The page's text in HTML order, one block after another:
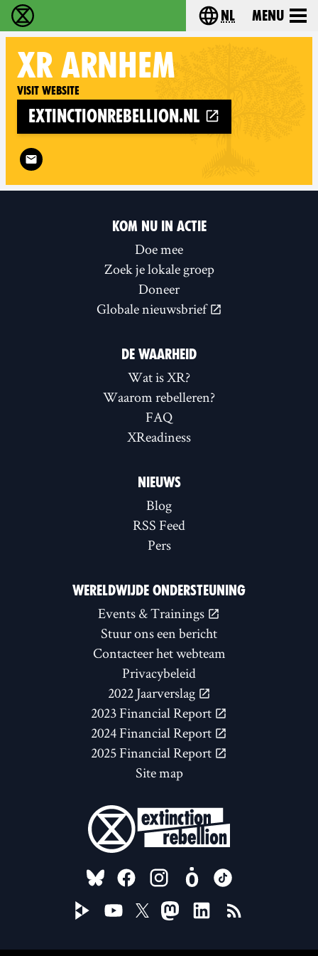
Extinction Rebellion - Home Choose your
nl Menu
XR ARNHEM
Visit website
extinctionrebellion.nl
Follow XR Arnhem on
KOM NU IN ACTIE
Doe mee
Zoek je lokale groep
Doneer
Globale nieuwsbrief
DE WAARHEID
Wat is XR?
Waarom rebelleren?
FAQ
XReadiness
NIEUWS
Blog
RSS Feed
Pers
WERELDWIJDE ONDERSTEUNING
Events & Trainings
Stuur ons een bericht
Contacteer het webteam
Privacybeleid
2022 Jaarverslag
2023 Financial Report
2024 Financial Report
2025 Financial Report
Site map
FOLLOW US ON